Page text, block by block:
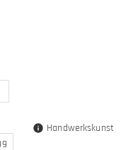
Handwerkskunst